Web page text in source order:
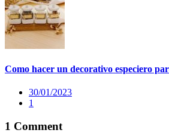
Como hacer un decorativo especiero
30/01/2023
1
1 Comment